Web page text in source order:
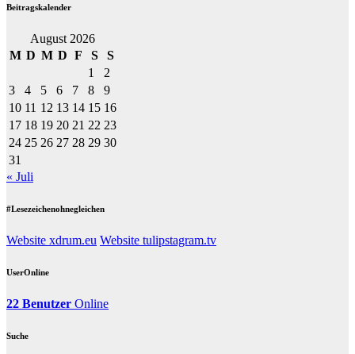
Beitragskalender
August 2026
M D M D F S
S
1
2
3
4 5 6 7 8
9
10 11 12 13 14 15 16
17 18 19 20 21 22 23
24 25 26 27 28 29 30
31
« Juli
#Lesezeichenohnegleichen
Website xdrum.eu Website tulipstagram.tv
UserOnline
22 Benutzer Online
Suche